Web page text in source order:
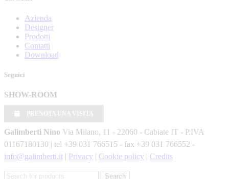
Azienda
Designer
Prodotti
Contatti
Download
Seguici
SHOW-ROOM
PRENOTA UNA VISITA
Galimberti Nino Via Milano, 11 - 22060 - Cabiate IT - P.IVA
01167180130 | tel +39 031 766515 - fax +39 031 766552 -
info@galimberti.it | Privacy | Cookie policy | Credits
Search